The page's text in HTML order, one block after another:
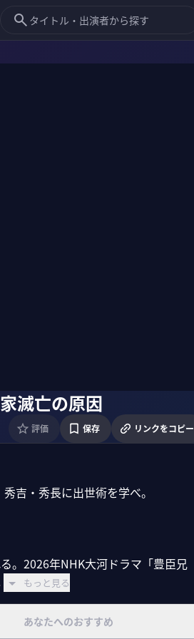
滅亡の原因
評価 保存 リンクをコピー
吉・秀長に出世術を学べ。
。2026年NHK大河ドラマ「豊臣兄
もっと見る
あなたへのおすすめ